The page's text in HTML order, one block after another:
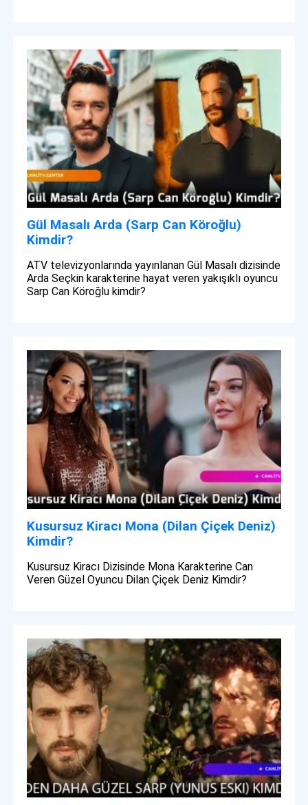
Gül Masalı Arda (Sarp Can Köroğlu)
Kimdir?
ATV televizyonlarında yayınlanan Gül Masalı dizisinde
Arda Seçkin karakterine hayat veren yakışıklı oyuncu
Sarp Can Köroğlu kimdir?
Kusursuz Kiracı Mona (Dilan Çiçek Deniz)
Kimdir?
Kusursuz Kiracı Dizisinde Mona Karakterine Can
Veren Güzel Oyuncu Dilan Çiçek Deniz Kimdir?